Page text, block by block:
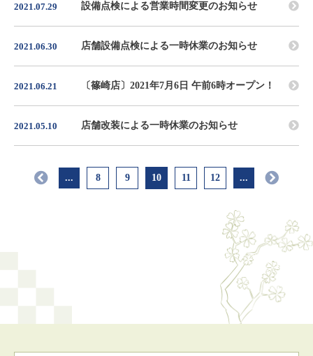
2021.07.29 設備点検による営業時間変更のお知らせ
2021.06.30 店舗設備点検による一時休業のお知らせ
2021.06.21 〔篠崎店〕2021年7月6日 午前6時オープン！
2021.05.10 店舗改装による一時休業のお知らせ
... 8 9 10 11 12 ...